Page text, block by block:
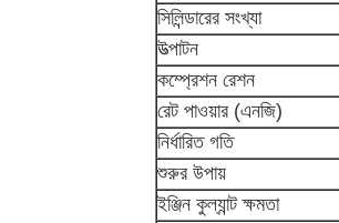
সিলিন্ডারের সংখ্যা
উত্পাটন
কম্প্রেশন রেশন
রেট পাওয়ার (এনজি)
নির্ধারিত গতি
শুরুর উপায়
ইঞ্জিন কুল্যান্ট ক্ষমতা